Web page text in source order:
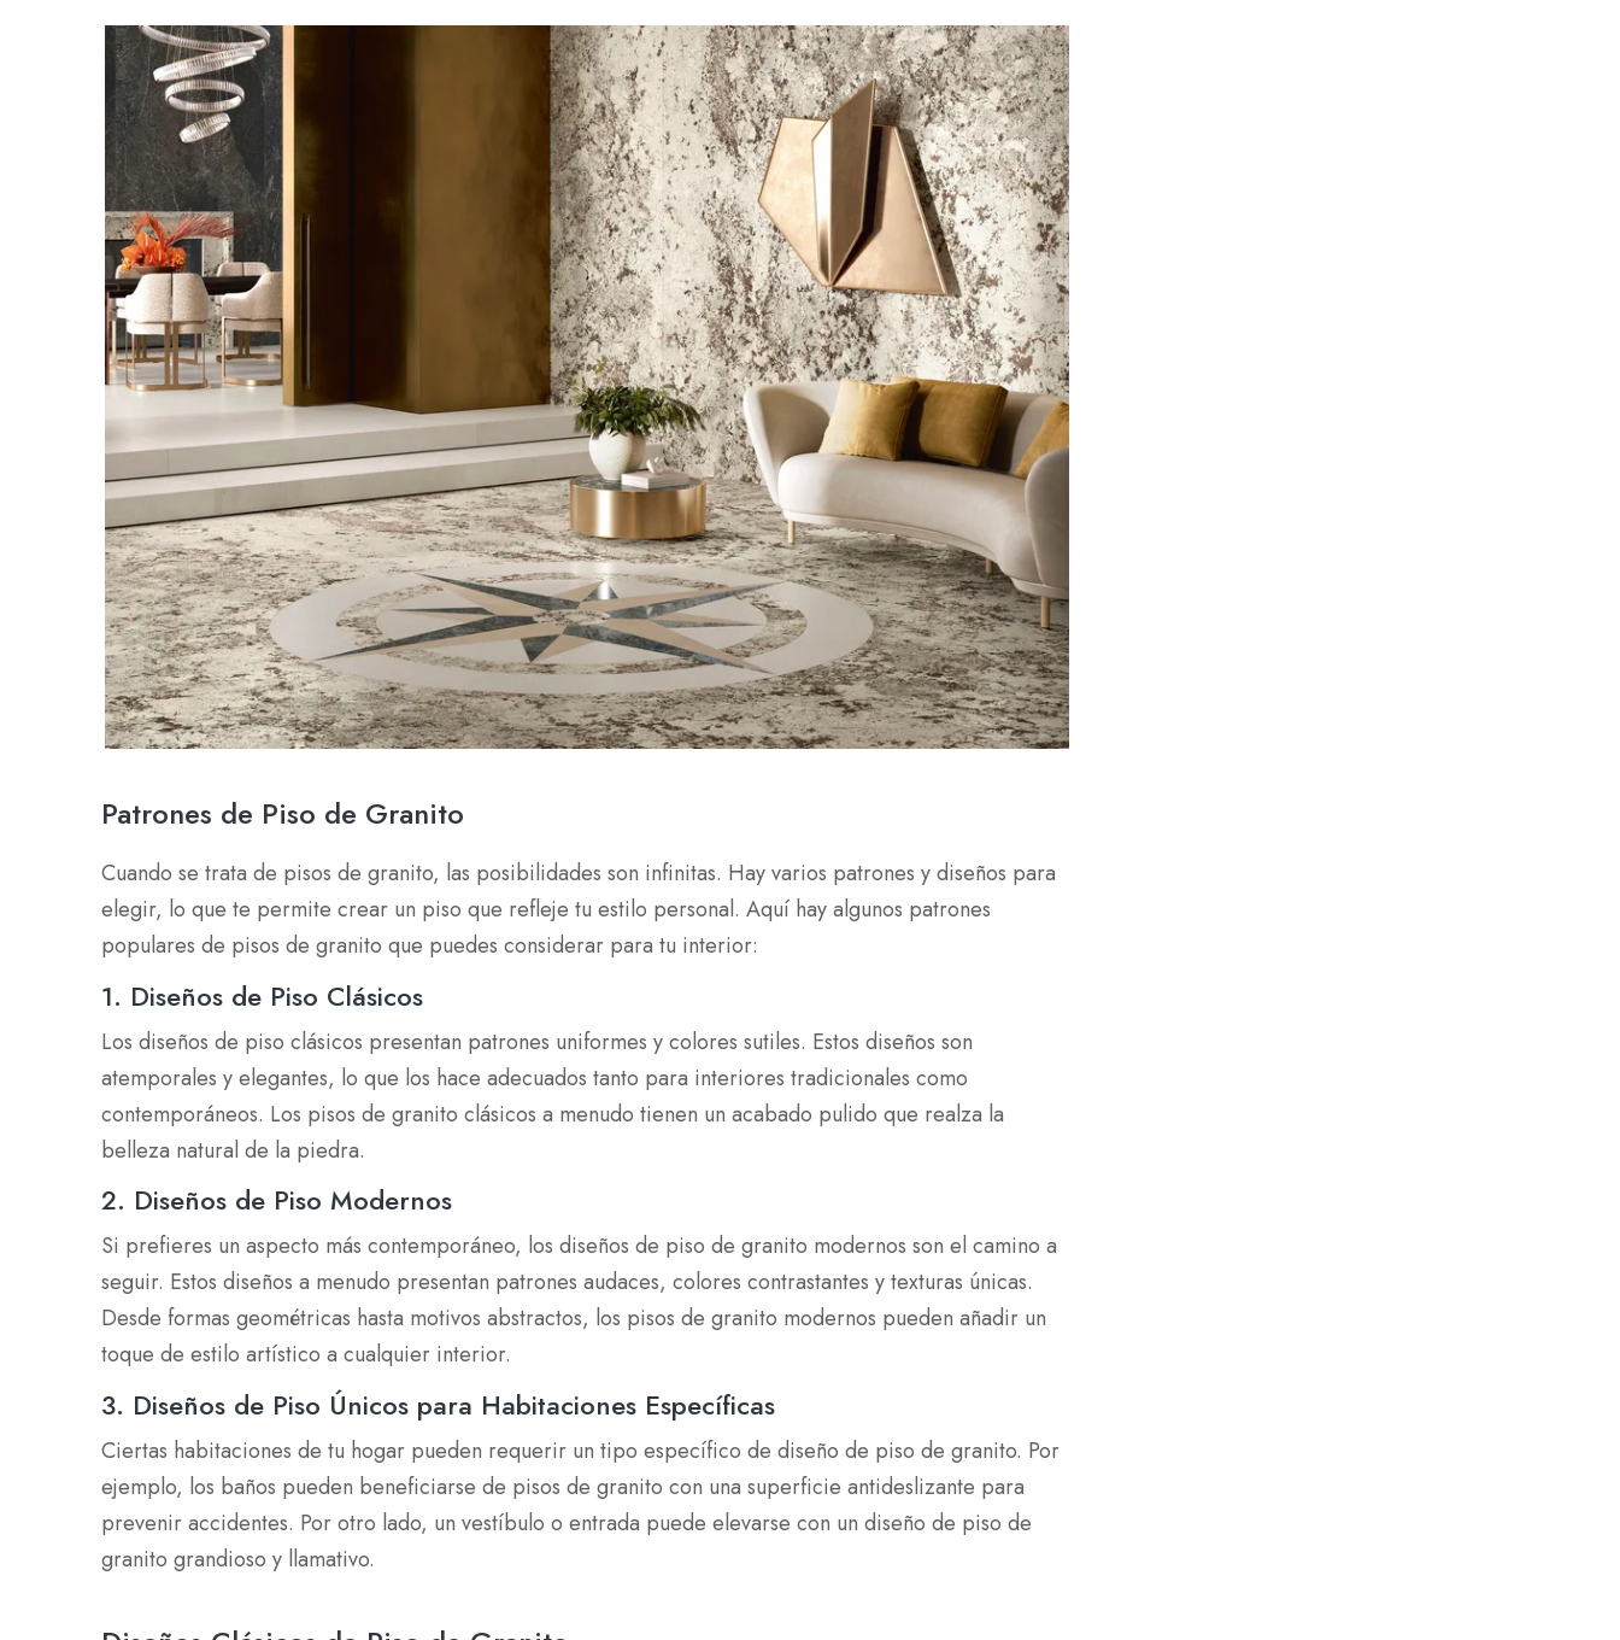
Patrones de Piso de Granito
Cuando se trata de pisos de granito, las posibilidades son infinitas. Hay varios patrones y diseños para
elegir, lo que te permite crear un piso que refleje tu estilo personal. Aquí hay algunos patrones
populares de pisos de granito que puedes considerar para tu interior:
1. Diseños de Piso Clásicos
Los diseños de piso clásicos presentan patrones uniformes y colores sutiles. Estos diseños son
atemporales y elegantes, lo que los hace adecuados tanto para interiores tradicionales como
contemporáneos. Los pisos de granito clásicos a menudo tienen un acabado pulido que realza la
belleza natural de la piedra.
2. Diseños de Piso Modernos
Si prefieres un aspecto más contemporáneo, los diseños de piso de granito modernos son el camino a
seguir. Estos diseños a menudo presentan patrones audaces, colores contrastantes y texturas únicas.
Desde formas geométricas hasta motivos abstractos, los pisos de granito modernos pueden añadir un
toque de estilo artístico a cualquier interior.
3. Diseños de Piso Únicos para Habitaciones Específicas
Ciertas habitaciones de tu hogar pueden requerir un tipo específico de diseño de piso de granito. Por
ejemplo, los baños pueden beneficiarse de pisos de granito con una superficie antideslizante para
prevenir accidentes. Por otro lado, un vestíbulo o entrada puede elevarse con un diseño de piso de
granito grandioso y llamativo.